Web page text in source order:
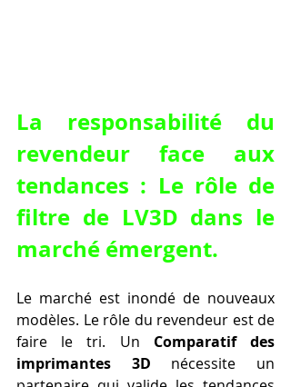
La responsabilité du
revendeur face aux
tendances : Le rôle de
filtre de LV3D dans le
marché émergent.
Le marché est inondé de nouveaux
modèles. Le rôle du revendeur est de
faire le tri. Un Comparatif des
imprimantes 3D nécessite un